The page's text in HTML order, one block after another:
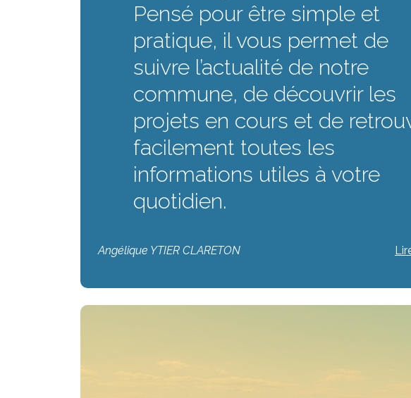
Pensé pour être simple et
pratique, il vous permet de
suivre l’actualité de notre
commune, de découvrir les
projets en cours et de
facilement toutes les
informations utiles à votre
quotidien.
Angélique YTIER CLARETON